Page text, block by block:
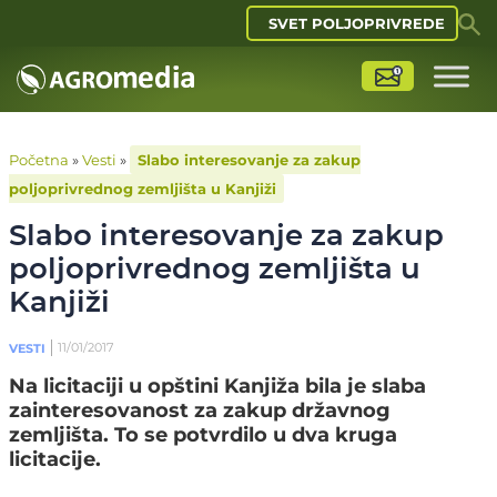
SVET POLJOPRIVREDE
Početna »Vesti »
Slabo interesovanje za zakup
poljoprivrednog zemljišta u Kanjiži
Slabo interesovanje za zakup
poljoprivrednog zemljišta u
Kanjiži
VESTI 11/01/2017
Na licitaciji u opštini Kanjiža bila je slaba
zainteresovanost za zakup državnog
zemljišta. To se potvrdilo u dva kruga
licitacije.